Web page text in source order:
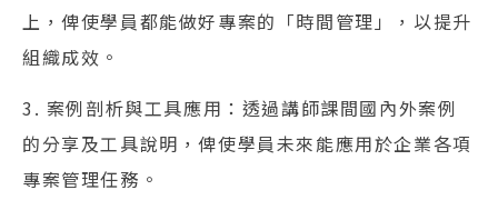
上，俾使學員都能做好專案的「時間管理」，以提升
組織成效。
3. 案例剖析與工具應用：透過講師課間國內外案例
的分享及工具說明，俾使學員未來能應用於企業各項
專案管理任務。